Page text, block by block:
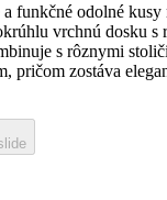
funkčné odolné
vrchnú dosku
s rôznymi
pričom zostáva